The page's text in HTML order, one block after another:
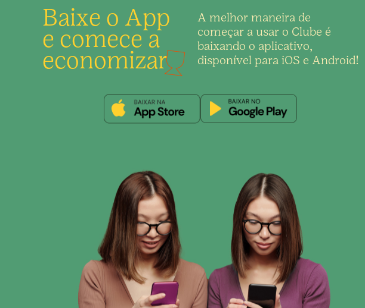
Baixe o App
e comece a
economizar
A melhor maneira de
começar a usar o Clube é
baixando o aplicativo,
disponível para iOS e Android!